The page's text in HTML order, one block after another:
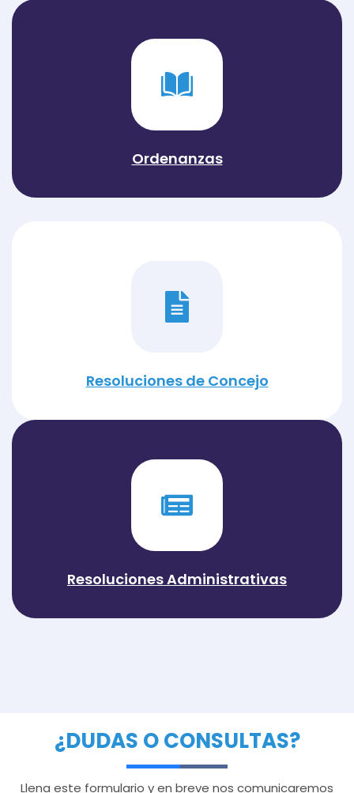
Ordenanzas
Resoluciones de Concejo
Resoluciones Administrativas
¿DUDAS O CONSULTAS?
Llena este formulario y en breve nos comunicaremos